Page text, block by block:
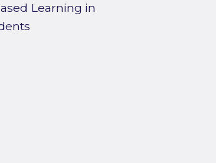
Learning in